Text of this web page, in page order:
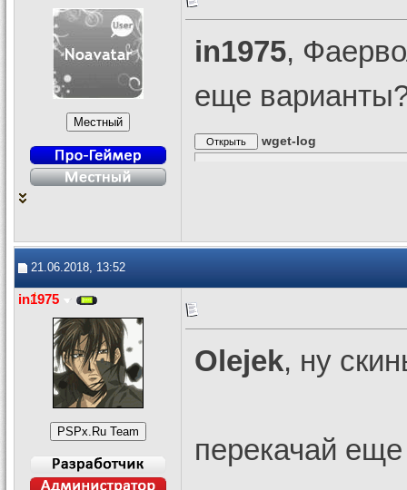
in1975,
еще
wget-log
21.06.2018, 13:52
in1975
Olejek, ну
перекачай